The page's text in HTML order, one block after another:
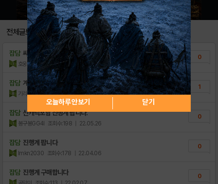
전체글보기
잡담 싸게 팔 아요~ 한번만 들어와주세요!
호웅갹 조회수:23 | 23.02.28
0
잡담 계정구해봐요
기리넹 조회수:60 | 22.12.01
1
잡담 신캐릭포함 진행계 팝니다.
봉구봉GG4I 조회수:198 | 22.05.26
0
잡담 진행계 팝니다
lmkn2030 조회수:178 | 22.04.06
0
잡담 진행계 구매합니다 0
오늘하루 안보기 닫기